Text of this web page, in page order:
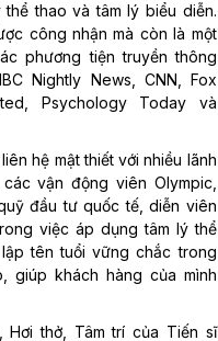
thao và tâm lý biểu diễn.
công nhận mà còn là một
phương tiện truyền thông
Nightly News, CNN, Fox
Psychology Today và
hệ mật thiết với nhiều lãnh
vận động viên Olympic,
đầu tư quốc tế, diễn viên
việc áp dụng tâm lý thể
tên tuổi vững chắc trong
giúp khách hàng của mình
Hơi thở, Tâm trí của Tiến sĩ